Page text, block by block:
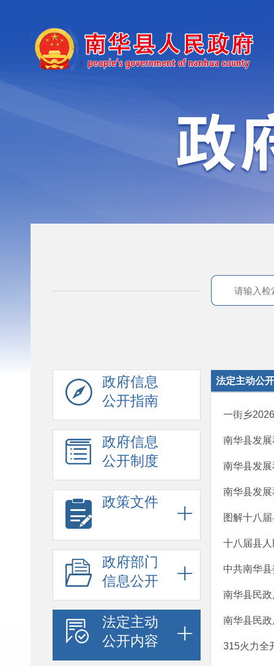
政府信息
公开指南
政府信息
公开制度
政策文件
政府部门
信息公开
法定主动
公开内容
法定主动公
一街乡
南华县发
南华县发
南华县发
图解十八
十八届县
中共南华
南华县民
南华县民
315火力全